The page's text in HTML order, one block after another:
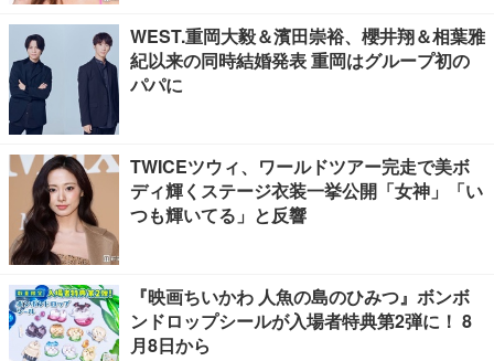
WEST.重岡大毅＆濱田崇裕、櫻井翔＆相葉雅
紀以来の同時結婚発表 重岡はグループ初の
パパに
TWICEツウィ、ワールドツアー完走で美ボ
ディ輝くステージ衣装一挙公開「女神」「い
つも輝いてる」と反響
『映画ちいかわ 人魚の島のひみつ』ボンボ
ンドロップシールが入場者特典第2弾に！ 8
月8日から